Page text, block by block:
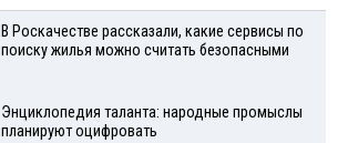
В Роскачестве рассказали, какие сервисы по
поиску жилья можно считать безопасными
Энциклопедия таланта: народные промыслы
планируют оцифровать